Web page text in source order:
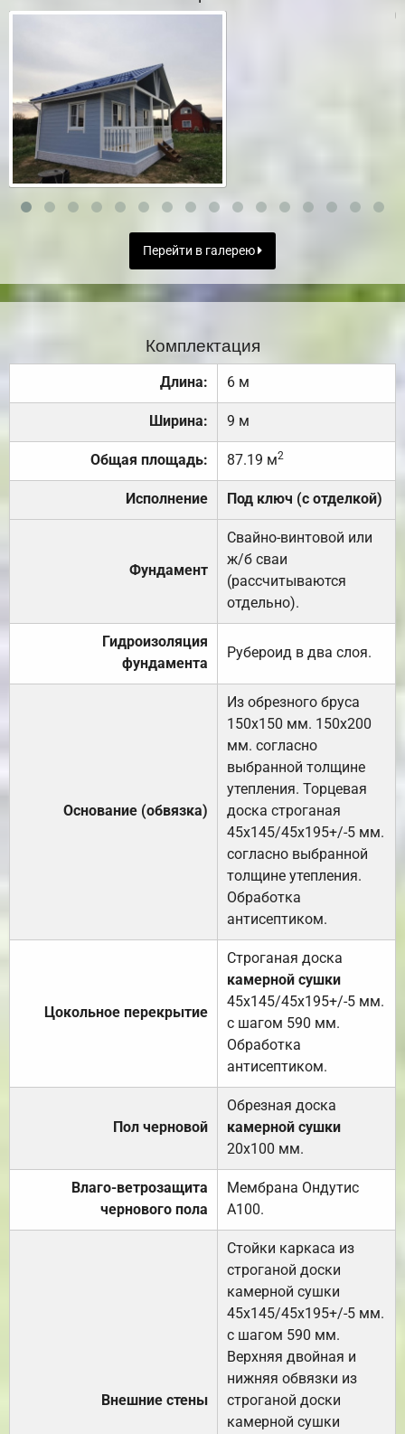
Перейти в галерею
Комплектация
Длина: 6 м
Ширина: 9 м
Общая площадь: 87.19 м2
Исполнение Под ключ (с отделкой)
Фундамент
Свайно-винтовой или
ж/б сваи
(рассчитываются
отдельно).
Гидроизоляция
фундамента
Рубероид в два слоя.
Основание (обвязка)
Из обрезного бруса
150х150 мм. 150х200
мм. согласно
выбранной толщине
утепления. Торцевая
доска строганая
45х145/45х195+/-5 мм.
согласно выбранной
толщине утепления.
Обработка
антисептиком.
Цокольное перекрытие
Строганая доска
камерной сушки
45х145/45х195+/-5 мм.
с шагом 590 мм.
Обработка
антисептиком.
Пол черновой
Обрезная доска
камерной сушки
20х100 мм.
Влаго-ветрозащита
чернового пола
Мембрана Ондутис
А100.
Внешние стены
Стойки каркаса из
строганой доски
камерной сушки
45х145/45х195+/-5 мм.
с шагом 590 мм.
Верхняя двойная и
нижняя обвязки из
строганой доски
камерной сушки